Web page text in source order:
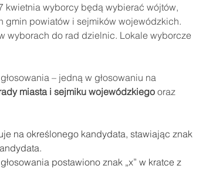
kwietnia wyborcy będą wybierać wójtów,
gmin powiatów i sejmików wojewódzkich.
wyborach do rad dzielnic. Lokale wyborcze
– jedną w głosowaniu na
miasta i sejmiku wojewódzkiego oraz
na określonego kandydata, stawiając znak
postawiono znak „x” w kratce z